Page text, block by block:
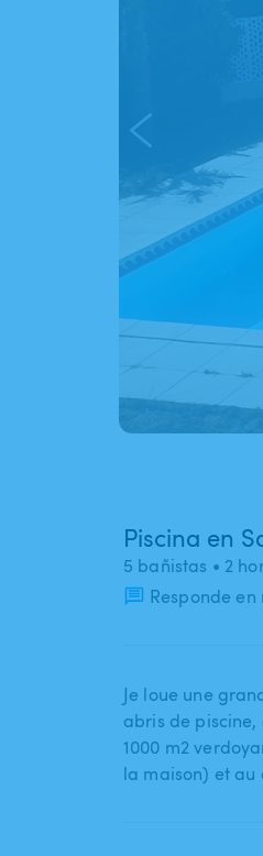
Piscina en
5 bañistas • 2
Responde en
Je loue une
abris de
1000 m2
la maison) et au